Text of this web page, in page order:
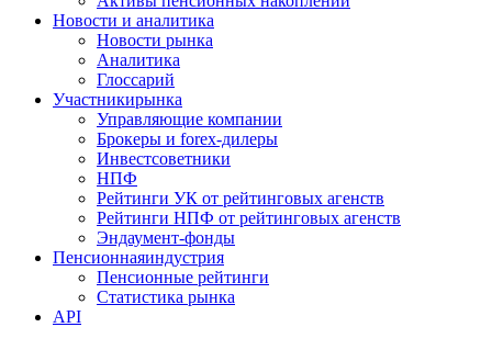
Новости и аналитика
Новости рынка
Аналитика
Глоссарий
Участникирынка
Управляющие компании
Брокеры и forex-дилеры
Инвестсоветники
НПФ
Рейтинги УК от рейтинговых агенств
Рейтинги НПФ от рейтинговых агенств
Эндаумент-фонды
Пенсионнаяиндустрия
Пенсионные рейтинги
Статистика рынка
API